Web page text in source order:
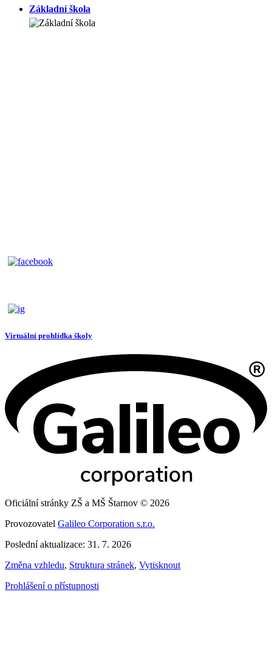
Základní škola
Virtuální prohlídka školy
Oficiální stránky ZŠ a MŠ Štarnov © 2026
Provozovatel Galileo Corporation s.r.o.
Poslední aktualizace: 31. 7. 2026
Změna vzhledu, Struktura stránek, Vytisknout
Prohlášení o přístupnosti